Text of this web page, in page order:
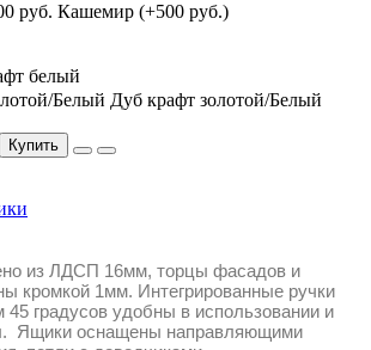
Кашемир (+500 руб.)
белый
Дуб крафт золотой/Белый
Купить
из ЛДСП 16мм, торцы фасадов и
кромкой 1мм. Интегрированные ручки
градусов удобны в использовании и
Ящики оснащены направляющими